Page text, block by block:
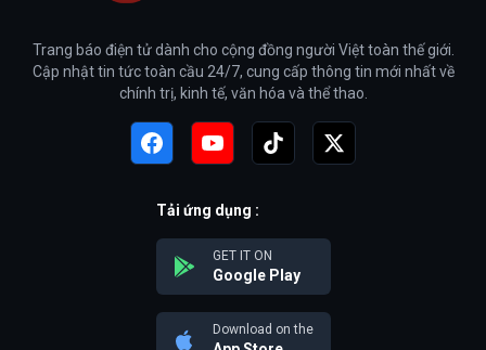
Trang báo điện tử dành cho cộng đồng người Việt toàn thế giới.
Cập nhật tin tức toàn cầu 24/7, cung cấp thông tin mới nhất về
chính trị, kinh tế, văn hóa và thể thao.
Tải ứng dụng :
GET IT ON
Google Play
Download on the